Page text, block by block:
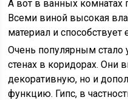
А вот в ванных комнатах
Всеми виной высокая
материал и
Очень популярным стало
стенах в коридорах. Они
декоративную, но и
функцию. Гипс, в